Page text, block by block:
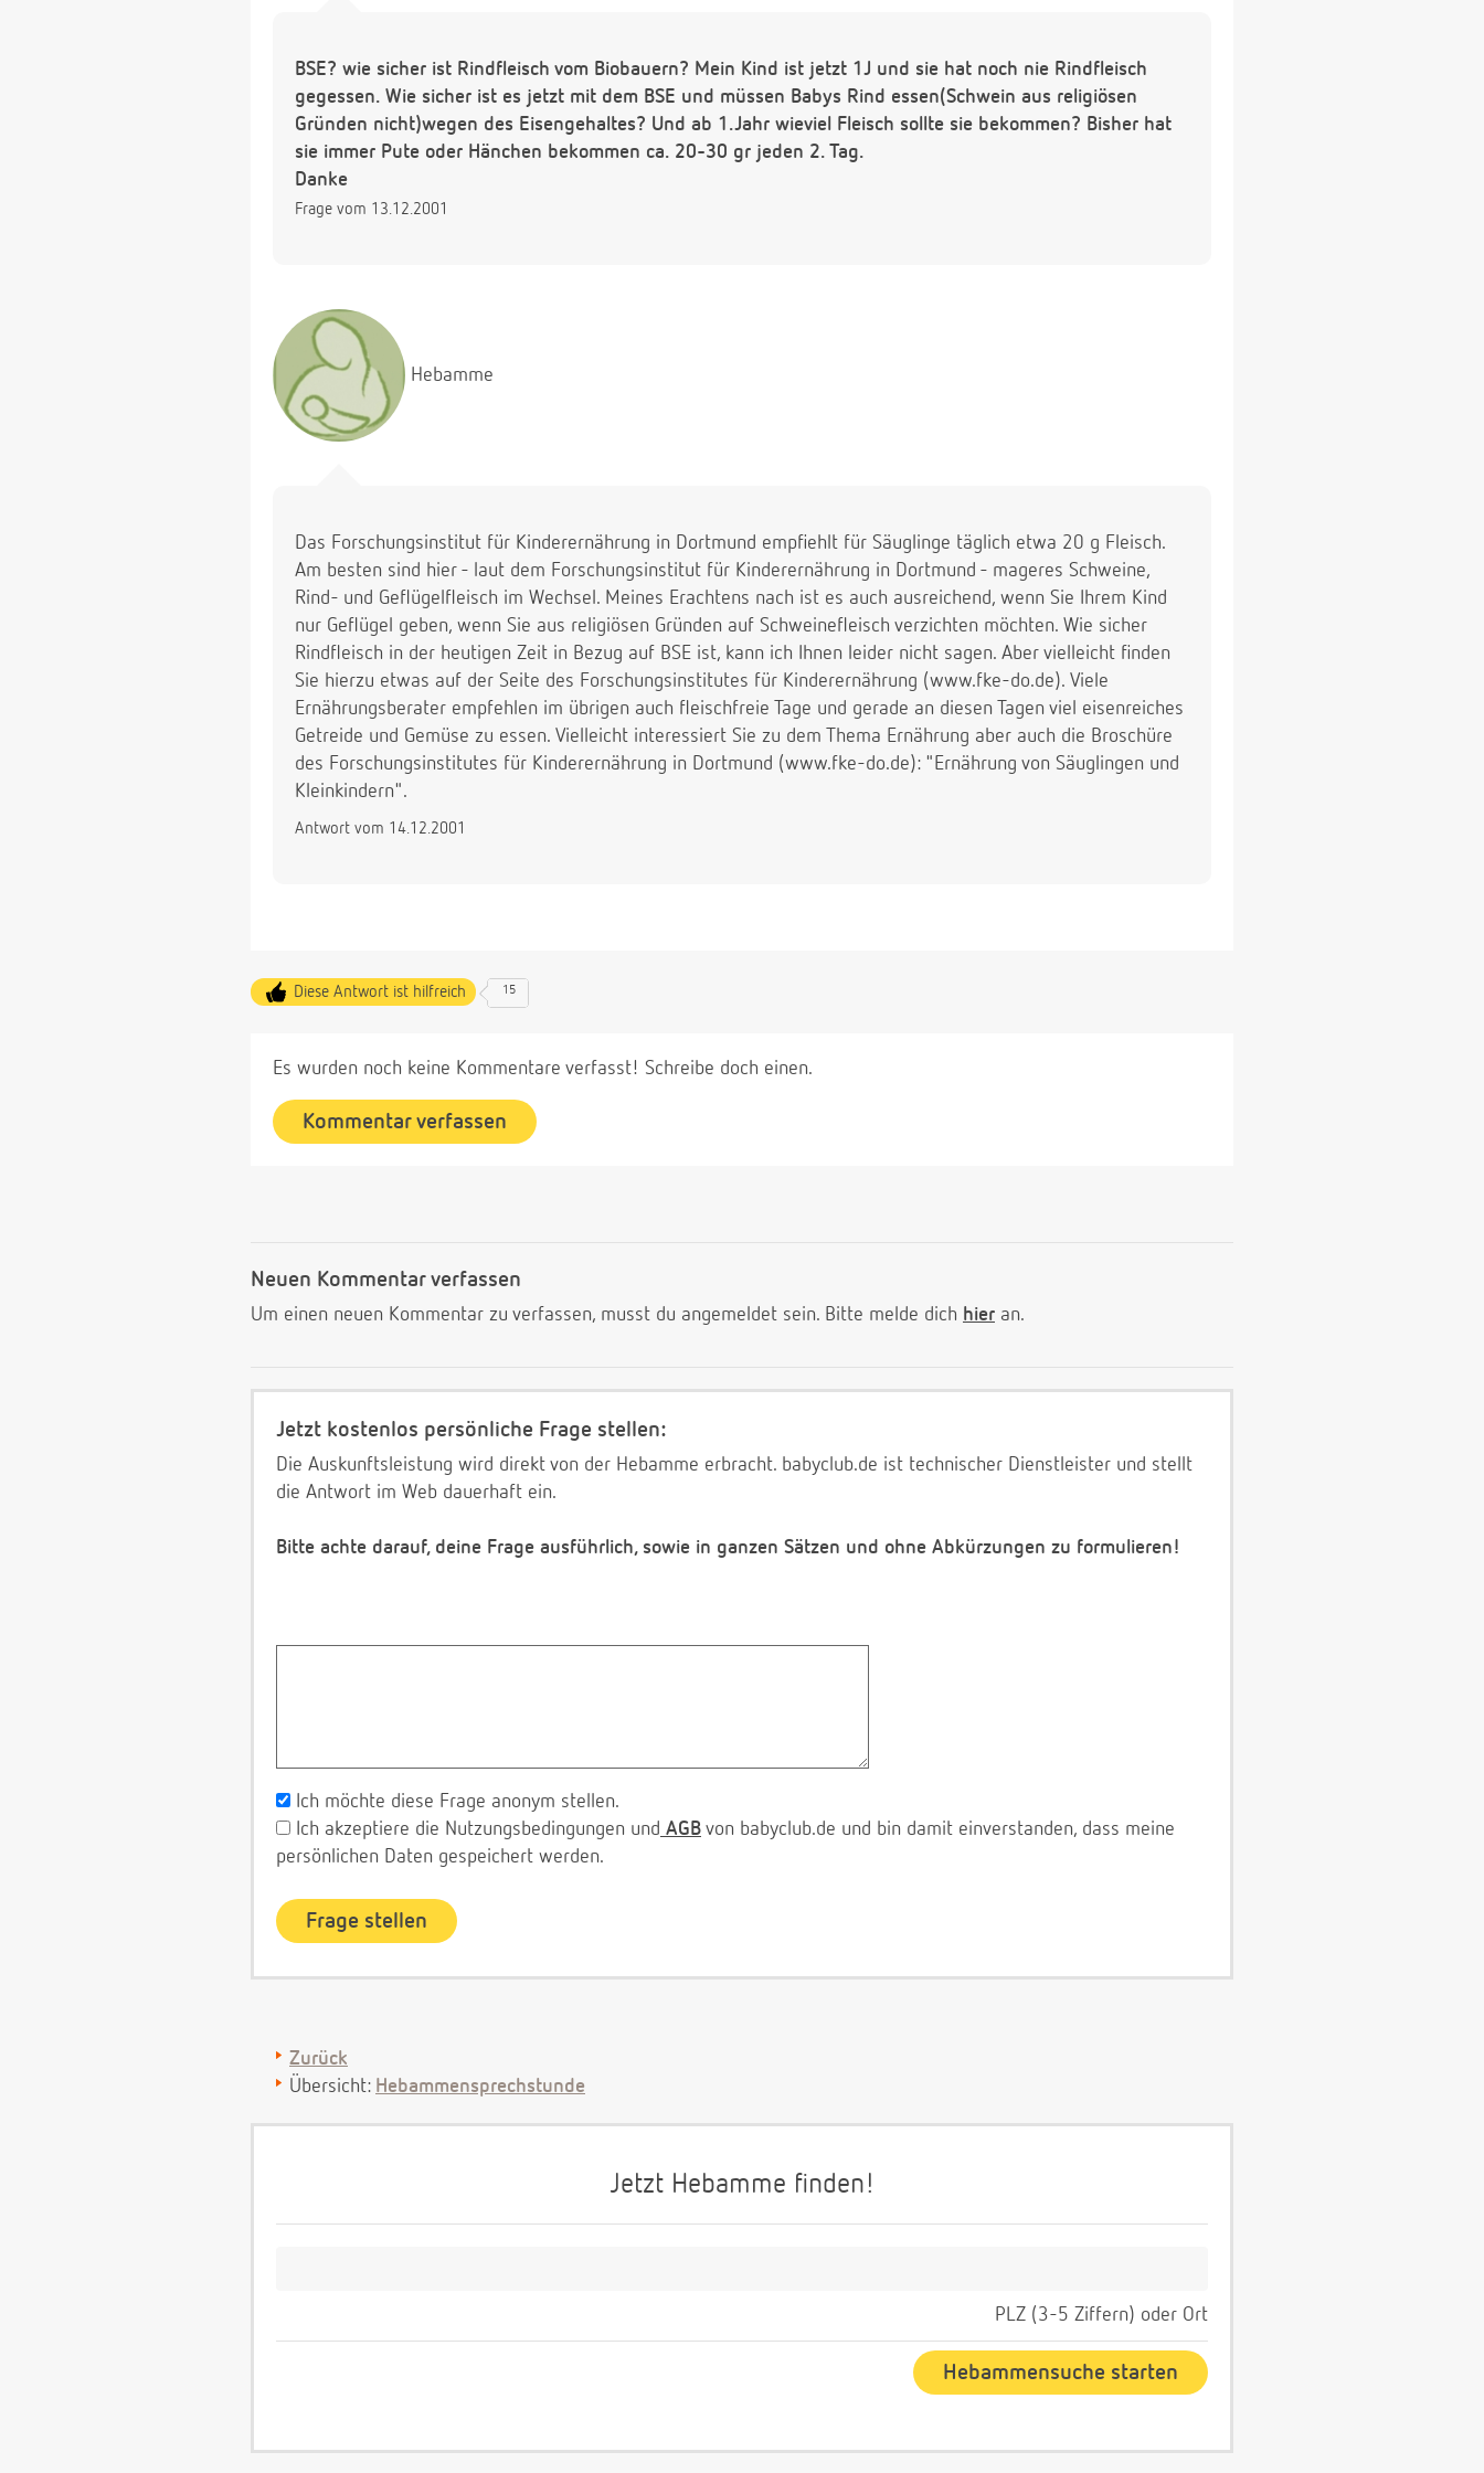
BSE? wie sicher ist Rindfleisch vom Biobauern? Mein Kind ist jetzt 1J und sie hat noch nie Rindfleisch
gegessen. Wie sicher ist es jetzt mit dem BSE und müssen Babys Rind essen(Schwein aus religiösen
Gründen nicht)wegen des Eisengehaltes? Und ab 1.Jahr wieviel Fleisch sollte sie bekommen? Bisher hat
sie immer Pute oder Hänchen bekommen ca. 20-30 gr jeden 2. Tag.
Danke
Frage vom 13.12.2001
Hebamme
Das Forschungsinstitut für Kinderernährung in Dortmund empfiehlt für Säuglinge täglich etwa 20 g Fleisch.
Am besten sind hier - laut dem Forschungsinstitut für Kinderernährung in Dortmund - mageres Schweine,
Rind- und Geflügelfleisch im Wechsel. Meines Erachtens nach ist es auch ausreichend, wenn Sie Ihrem Kind
nur Geflügel geben, wenn Sie aus religiösen Gründen auf Schweinefleisch verzichten möchten. Wie sicher
Rindfleisch in der heutigen Zeit in Bezug auf BSE ist, kann ich Ihnen leider nicht sagen. Aber vielleicht finden
Sie hierzu etwas auf der Seite des Forschungsinstitutes für Kinderernährung (www.fke-do.de). Viele
Ernährungsberater empfehlen im übrigen auch fleischfreie Tage und gerade an diesen Tagen viel eisenreiches
Getreide und Gemüse zu essen. Vielleicht interessiert Sie zu dem Thema Ernährung aber auch die Broschüre
des Forschungsinstitutes für Kinderernährung in Dortmund (www.fke-do.de): "Ernährung von Säuglingen und
Kleinkindern".
Antwort vom 14.12.2001
Diese Antwort ist hilfreich 15
Es wurden noch keine Kommentare verfasst! Schreibe doch einen.
Kommentar verfassen
Neuen Kommentar verfassen
Um einen neuen Kommentar zu verfassen, musst du angemeldet sein. Bitte melde dich hier an.
Jetzt kostenlos persönliche Frage stellen:
Die Auskunftsleistung wird direkt von der Hebamme erbracht. babyclub.de ist technischer Dienstleister und stellt
die Antwort im Web dauerhaft ein.
Bitte achte darauf, deine Frage ausführlich, sowie in ganzen Sätzen und ohne Abkürzungen zu formulieren!
Ich möchte diese Frage anonym stellen.
Ich akzeptiere die Nutzungsbedingungen und AGB von babyclub.de und bin damit einverstanden, dass meine
persönlichen Daten gespeichert werden.
Zurück
Übersicht: Hebammensprechstunde
Jetzt Hebamme finden!
PLZ (3-5 Ziffern) oder Ort